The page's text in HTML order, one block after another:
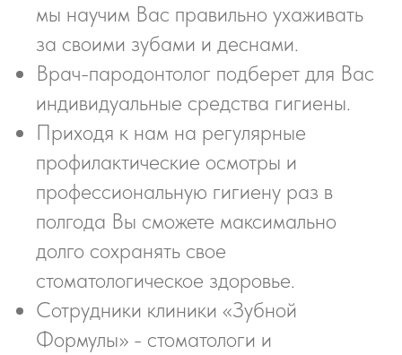
мы научим Вас правильно ухаживать
за своими зубами и деснами.
Врач-пародонтолог подберет для Вас
индивидуальные средства гигиены.
Приходя к нам на регулярные
профилактические осмотры и
профессиональную гигиену раз в
полгода Вы сможете максимально
долго сохранять свое
стоматологическое здоровье.
Сотрудники клиники «Зубной
Формулы» - стоматологи и